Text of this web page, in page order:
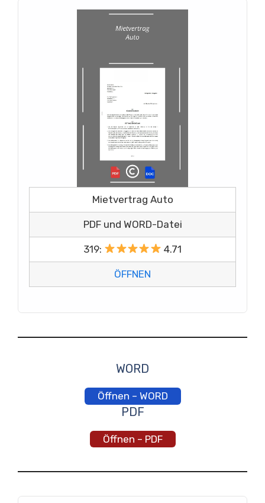
Mietvertrag Auto
PDF und WORD-Datei
319: 4.71
ÖFFNEN
WORD
Öffnen – WORD
PDF
Öffnen – PDF